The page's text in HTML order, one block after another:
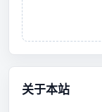
关于本站